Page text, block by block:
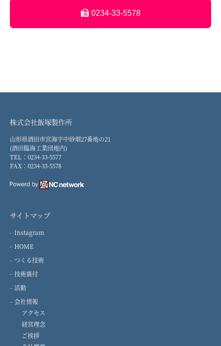
0234-33-5578
株式会社飯塚製作所
山形県酒田市宮海字中砂畑27番地の21
(酒田臨海工業団地内)
TEL：0234-33-5577
FAX：0234-33-5578
サイトマップ
Instagram
HOME
つくる技術
技術裏付
活動
会社情報
アクセス
経営理念
ご挨拶